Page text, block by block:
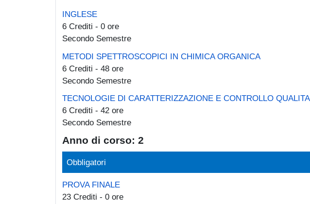
INGLESE
6 Crediti - 0 ore
Secondo Semestre
METODI SPETTROSCOPICI IN CHIMICA ORGANICA
6 Crediti - 48 ore
Secondo Semestre
TECNOLOGIE DI CARATTERIZZAZIONE E CONTROLLO
6 Crediti - 42 ore
Secondo Semestre
Anno di corso: 2
Obbligatori
PROVA FINALE
23 Crediti - 0 ore